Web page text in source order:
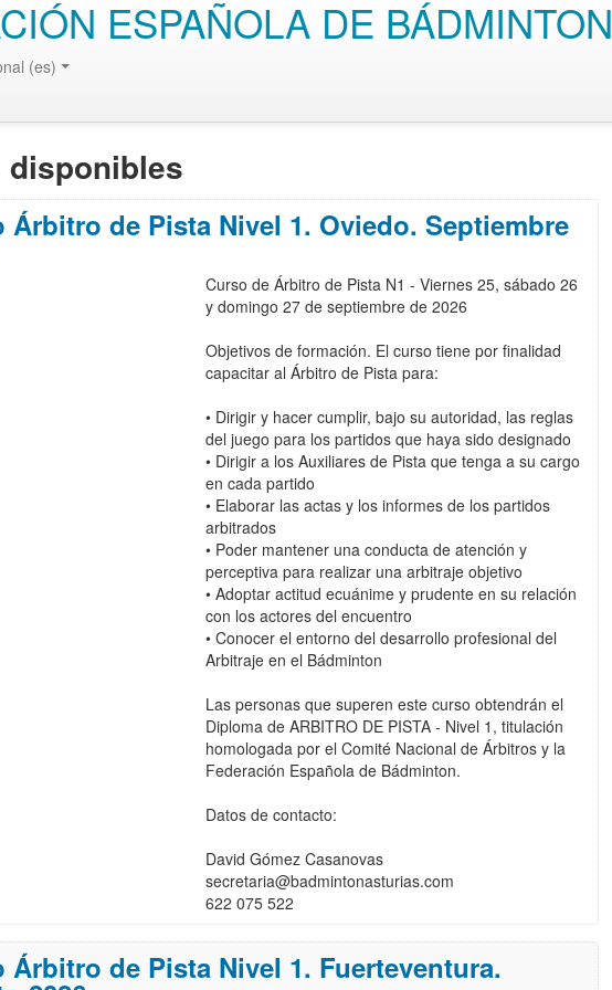
ESPAÑOLA DE BÁDMINTON
(es)
disponibles
Árbitro de Pista Nivel 1. Oviedo. Septiembre
Curso de Árbitro de Pista N1 - Viernes 25, sábado 26
y domingo 27 de septiembre de 2026
Objetivos de formación. El curso tiene por finalidad
capacitar al Árbitro de Pista para:
• Dirigir y hacer cumplir, bajo su autoridad, las reglas
del juego para los partidos que haya sido designado
• Dirigir a los Auxiliares de Pista que tenga a su cargo
en cada partido
• Elaborar las actas y los informes de los partidos
arbitrados
• Poder mantener una conducta de atención y
perceptiva para realizar una arbitraje objetivo
• Adoptar actitud ecuánime y prudente en su relación
con los actores del encuentro
• Conocer el entorno del desarrollo profesional del
Arbitraje en el Bádminton
Las personas que superen este curso obtendrán el
Diploma de ARBITRO DE PISTA - Nivel 1, titulación
homologada por el Comité Nacional de Árbitros y la
Federación Española de Bádminton.
Datos de contacto:
David Gómez Casanovas
secretaria@badmintonasturias.com
622 075 522
Árbitro de Pista Nivel 1. Fuerteventura.